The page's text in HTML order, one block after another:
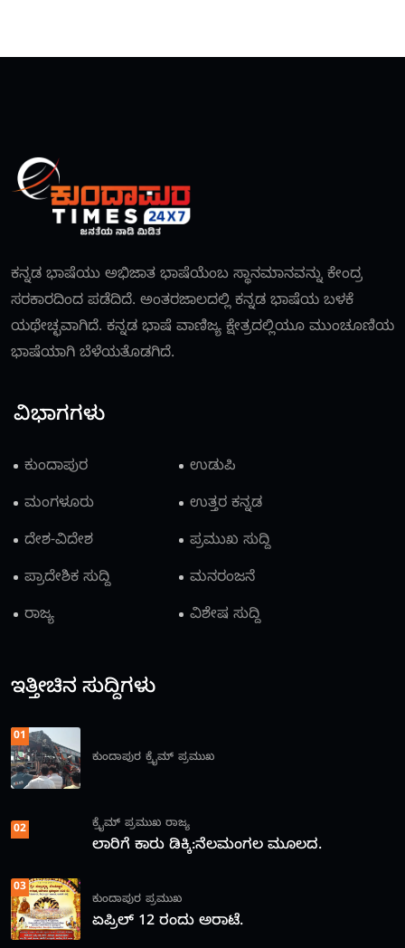
ಕನ್ನಡ ಭಾಷೆಯು ಅಭಿಜಾತ ಭಾಷೆಯೆಂಬ ಸ್ಥಾನಮಾನವನ್ನು ಕೇಂದ್ರ
ಸರಕಾರದಿಂದ ಪಡೆದಿದೆ. ಅಂತರಜಾಲದಲ್ಲಿ ಕನ್ನಡ ಭಾಷೆಯ ಬಳಕೆ
ಯಥೇಚ್ಛವಾಗಿದೆ. ಕನ್ನಡ ಭಾಷೆ ವಾಣಿಜ್ಯ ಕ್ಷೇತ್ರದಲ್ಲಿಯೂ ಮುಂಚೂಣಿಯ
ಭಾಷೆಯಾಗಿ ಬೆಳೆಯತೊಡಗಿದೆ.
ವಿಭಾಗಗಳು
ಕುಂದಾಪುರ
ಉಡುಪಿ
ಮಂಗಳೂರು
ಉತ್ತರ ಕನ್ನಡ
ದೇಶ-ವಿದೇಶ
ಪ್ರಮುಖ ಸುದ್ದಿ
ಪ್ರಾದೇಶಿಕ ಸುದ್ದಿ
ಮನರಂಜನೆ
ರಾಜ್ಯ
ವಿಶೇಷ ಸುದ್ದಿ
ಇತ್ತೀಚಿನ ಸುದ್ದಿಗಳು
01
ಕುಂದಾಪುರ ಕ್ರೈಮ್ ಪ್ರಮುಖ
02 ಕ್ರೈಮ್ ಪ್ರಮುಖ ರಾಜ್ಯ
ಲಾರಿಗೆ ಕಾರು ಡಿಕ್ಕಿ:ನೆಲಮಂಗಲ ಮೂಲದ.
03
ಕುಂದಾಪುರ ಪ್ರಮುಖ
ಏಪ್ರಿಲ್ 12 ರಂದು ಅರಾಟೆ.